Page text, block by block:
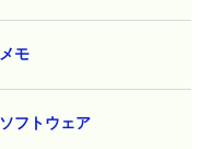
メモ
ソフトウェア